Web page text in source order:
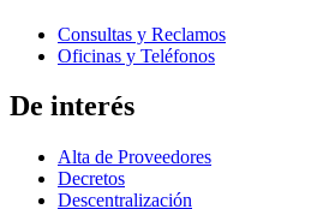
Consultas y Reclamos
Oficinas y Teléfonos
De interés
Alta de Proveedores
Decretos
Descentralización